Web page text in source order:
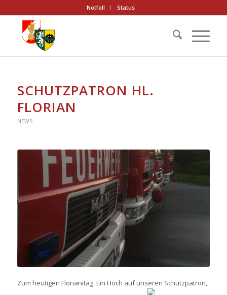
Notfall Status
SCHUTZPATRON HL.
FLORIAN
NEWS
Zum heutigen Florianitag: Ein Hoch auf unseren Schutzpatron,